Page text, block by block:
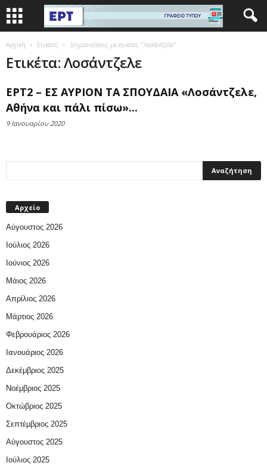
Αρχική Ετικέτες Δημοσιεύσεις με ετικέτες "Λοσάντζελε"
Ετικέτα: Λοσάντζελε
ΕΡΤ2 – ΕΣ ΑΥΡΙΟΝ ΤΑ ΣΠΟΥΔΑΙΑ «Λοσάντζελε,
Αθήνα και πάλι πίσω»...
9 Ιανουαρίου 2020
Αρχείο
Αύγουστος 2026
Ιούλιος 2026
Ιούνιος 2026
Μάιος 2026
Απρίλιος 2026
Μάρτιος 2026
Φεβρουάριος 2026
Ιανουάριος 2026
Δεκέμβριος 2025
Νοέμβριος 2025
Οκτώβριος 2025
Σεπτέμβριος 2025
Αύγουστος 2025
Ιούλιος 2025